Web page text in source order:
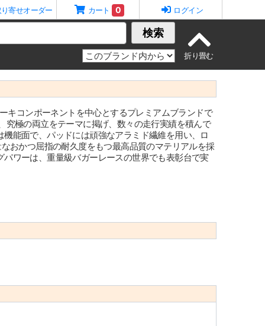
寄せオーダー カート 0 ログイン
検索
キコンポーネントを中心とするプレミアムブランドで
極の両立をテーマに掲げ、数々の走行実績を積んで
能面で、パッドには頑強なアラミド繊維を用い、ロ
おかつ屈指の耐久度をもつ最高品質のマテリアルを採
ワーは、重量級バガーレースの世界でも表彰台で実